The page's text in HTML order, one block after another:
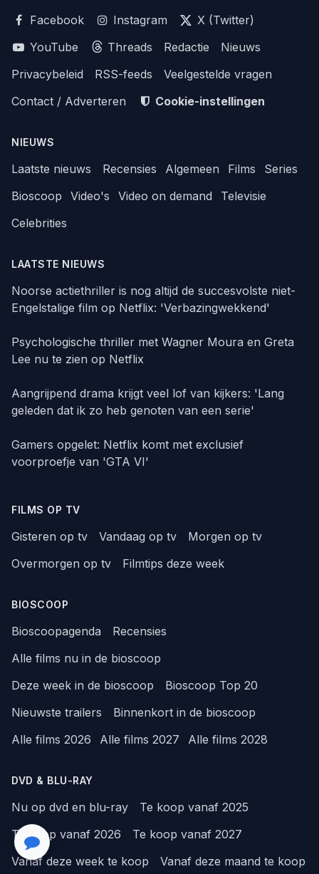
Facebook
Instagram
X (Twitter)
YouTube
Threads Redactie
Nieuws
Privacybeleid
RSS-feeds
Veelgestelde vragen
Contact / Adverteren
Cookie-instellingen
NIEUWS
Laatste nieuws Recensies Algemeen Films
Series
Bioscoop
Video's Video on demand
Televisie
Celebrities
LAATSTE NIEUWS
Noorse actiethriller is nog altijd de succesvolste niet-
Engelstalige film op Netflix: 'Verbazingwekkend'
Psychologische thriller met Wagner Moura en Greta
Lee nu te zien op Netflix
Aangrijpend drama krijgt veel lof van kijkers: 'Lang
geleden dat ik zo heb genoten van een serie'
Gamers opgelet: Netflix komt met exclusief
voorproefje van 'GTA VI'
FILMS OP TV
Gisteren op tv Vandaag op tv
Morgen op tv
Overmorgen op tv
Filmtips deze week
BIOSCOOP
Bioscoopagenda
Recensies
Alle films nu in de bioscoop
Deze week in de bioscoop
Bioscoop Top 20
Nieuwste trailers
Binnenkort in de bioscoop
Alle films 2026
Alle films 2027 Alle films 2028
DVD & BLU-RAY
Nu op dvd en blu-ray
Te koop vanaf 2025
Te koop vanaf 2026
Te koop vanaf 2027
Vanaf deze week te koop
Vanaf deze maand te koop